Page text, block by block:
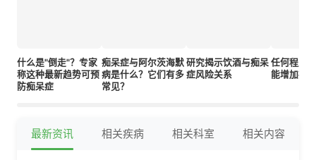
什么是"倒走"？专家
称这种最新趋势可预
防痴呆症
痴呆症与阿尔茨海默
病是什么？它们有多
常见？
研究揭示饮酒与痴呆
症风险关系
任何程度
能增加痴
最新资讯 相关疾病 相关科室 相关内容